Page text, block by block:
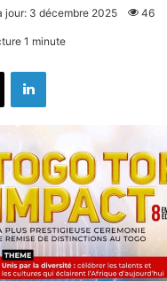
jour: 3 décembre 2025 46
1 minute
X Linkedin